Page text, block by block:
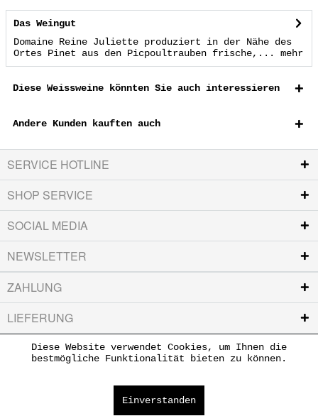
Das Weingut
Domaine Reine Juliette produziert in der Nähe des
Ortes Pinet aus den Picpoultrauben frische,...
mehr
Diese Weissweine könnten Sie auch interessieren
Andere Kunden kauften auch
SERVICE HOTLINE
SHOP SERVICE
SOCIAL MEDIA
NEWSLETTER
ZAHLUNG
LIEFERUNG
Diese Website verwendet Cookies, um Ihnen die
bestmögliche Funktionalität bieten zu können.
Einverstanden